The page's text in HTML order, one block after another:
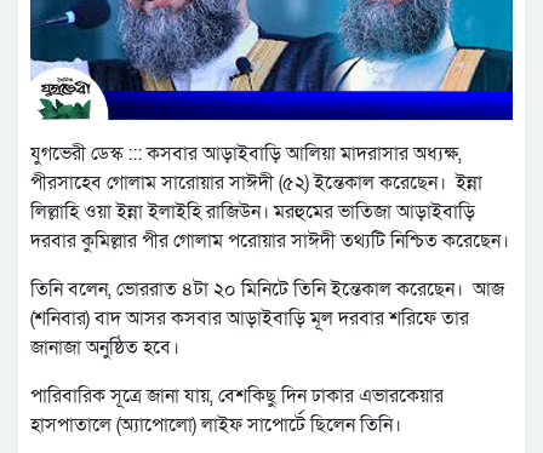
যুগভেরী ডেস্ক ::: কসবার আড়াইবাড়ি আলিয়া মাদরাসার অধ্যক্ষ,
পীরসাহেব গোলাম সারোয়ার সাঈদী (৫২) ইন্তেকাল করেছেন। ইন্না
লিল্লাহি ওয়া ইন্না ইলাইহি রাজিউন। মরহুমের ভাতিজা আড়াইবাড়ি
দরবার কুমিল্লার পীর গোলাম পরোয়ার সাঈদী তথ্যটি নিশ্চিত করেছেন।
তিনি বলেন, ভোররাত ৪টা ২০ মিনিটে তিনি ইন্তেকাল করেছেন। আজ
(শনিবার) বাদ আসর কসবার আড়াইবাড়ি মূল দরবার শরিফে তার
জানাজা অনুষ্ঠিত হবে।
পারিবারিক সূত্রে জানা যায়, বেশকিছু দিন ঢাকার এভারকেয়ার
হাসপাতালে (অ্যাপোলো) লাইফ সাপোর্টে ছিলেন তিনি।